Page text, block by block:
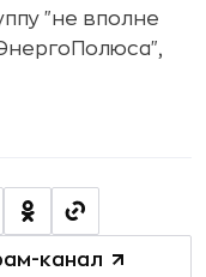
"не вполне
канал